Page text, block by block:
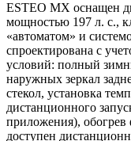
ESTEO MX оснащен
мощностью 197 л. с.,
«автоматом» и
спроектирована с
условий: полный
наружных зеркал
стекол, установка
дистанционного
приложения), обогрев
доступен